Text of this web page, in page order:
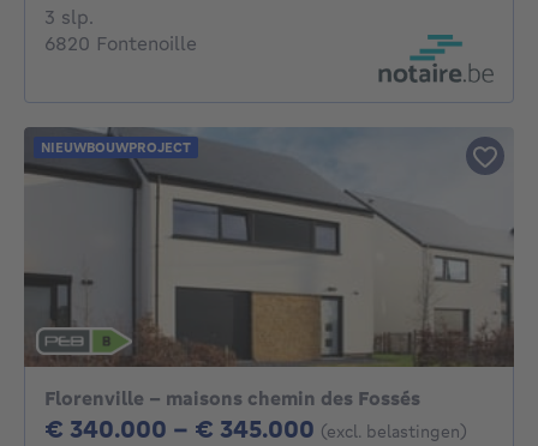
3 slp.
6820 Fontenoille
Florenville - maisons chemin des Fossés
€ 340.000 - € 345.000 Van 340000€ Tot
(excl. belastingen)
NIEUWBOUWPROJECT